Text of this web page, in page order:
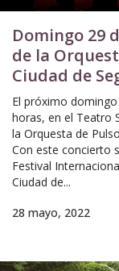
Domingo 29
de la
Ciudad de
El próximo
horas, en el Teatro
la Orquesta de
Con este concierto
Festival
Ciudad de...
28 mayo, 2022